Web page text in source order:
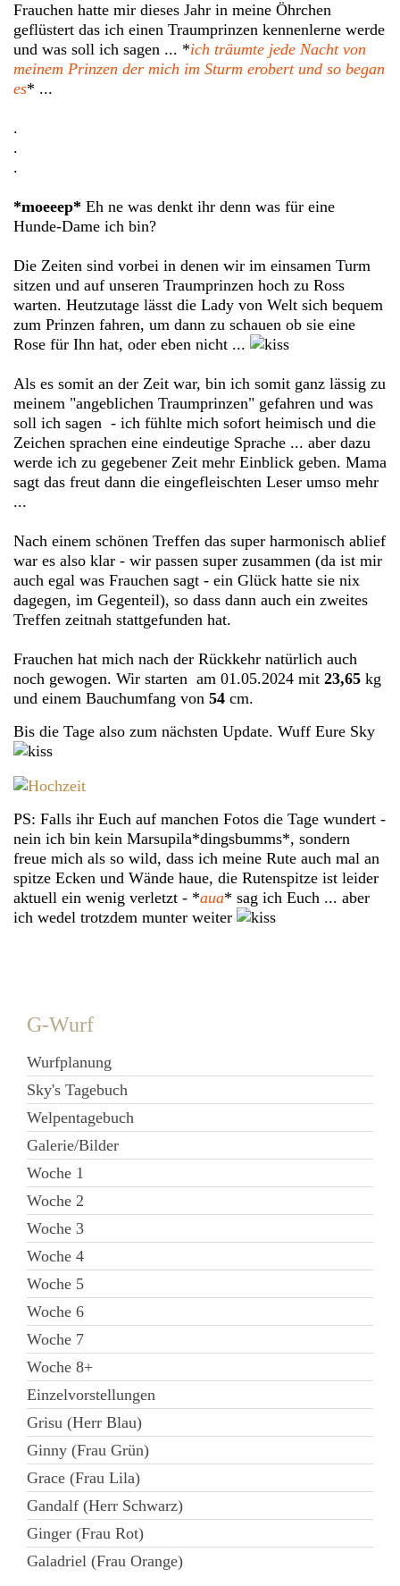
Frauchen hatte mir dieses Jahr in meine Öhrchen
geflüstert das ich einen Traumprinzen kennenlerne werde
und was soll ich sagen ... *ich träumte jede Nacht von
meinem Prinzen der mich im Sturm erobert und so began
es* ...
.
.
.
*moeeep* Eh ne was denkt ihr denn was für eine
Hunde-Dame ich bin?
Die Zeiten sind vorbei in denen wir im einsamen Turm
sitzen und auf unseren Traumprinzen hoch zu Ross
warten. Heutzutage lässt die Lady von Welt sich bequem
zum Prinzen fahren, um dann zu schauen ob sie eine
Rose für Ihn hat, oder eben nicht ...
Als es somit an der Zeit war, bin ich somit ganz lässig zu
meinem "angeblichen Traumprinzen" gefahren und was
soll ich sagen - ich fühlte mich sofort heimisch und die
Zeichen sprachen eine eindeutige Sprache ... aber dazu
werde ich zu gegebener Zeit mehr Einblick geben. Mama
sagt das freut dann die eingefleischten Leser umso mehr
...
Nach einem schönen Treffen das super harmonisch ablief
war es also klar - wir passen super zusammen (da ist mir
auch egal was Frauchen sagt - ein Glück hatte sie nix
dagegen, im Gegenteil), so dass dann auch ein zweites
Treffen zeitnah stattgefunden hat.
Frauchen hat mich nach der Rückkehr natürlich auch
noch gewogen. Wir starten am 01.05.2024 mit 23,65 kg
und einem Bauchumfang von 54 cm.
Bis die Tage also zum nächsten Update. Wuff Eure Sky
PS: Falls ihr Euch auf manchen Fotos die Tage wundert -
nein ich bin kein Marsupila*dingsbumms*, sondern
freue mich als so wild, dass ich meine Rute auch mal an
spitze Ecken und Wände haue, die Rutenspitze ist leider
aktuell ein wenig verletzt - *aua* sag ich Euch ... aber
ich wedel trotzdem munter weiter
G-Wurf
Wurfplanung
Sky's Tagebuch
Welpentagebuch
Galerie/Bilder
Woche 1
Woche 2
Woche 3
Woche 4
Woche 5
Woche 6
Woche 7
Woche 8+
Einzelvorstellungen
Grisu (Herr Blau)
Ginny (Frau Grün)
Grace (Frau Lila)
Gandalf (Herr Schwarz)
Ginger (Frau Rot)
Galadriel (Frau Orange)